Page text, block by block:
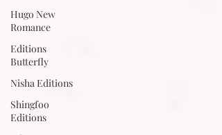
Hugo New
Romance
Editions
Butterfly
Nisha Editions
Shingfoo
Editions